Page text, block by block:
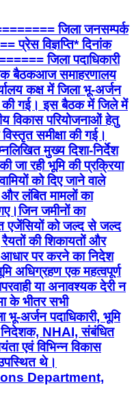
जिला जनसम्पर्क
प्रेस विज्ञप्ति* दिनांक
जिला पदाधिकारी
बैठक ​आज समाहरणालय
कक्ष में जिला भू-अर्जन
की गई। इस बैठक में जिले में
विकास परियोजनाओं हेतु
समीक्षा की गई।
मुख्य दिशा-निर्देश
जा रही भूमि की प्रक्रिया
को दिए जाने वाले
लंबित मामलों का
​जिन जमीनों का
एजेंसियों को जल्द से जल्द
​रैयतों की शिकायतों और
आधार पर करने का निदेश
अधिग्रहण एक महत्वपूर्ण
या अनावश्यक देरी न
के भीतर सभी
अर्जन पदाधिकारी, भूमि
निदेशक, NHAI, संबंधित
एवं विभिन्न विकास
थे।
Department,